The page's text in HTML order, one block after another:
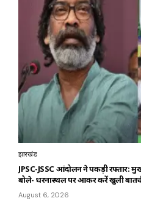
झारखंड
JPSC-JSSC आंदोलन ने पकड़ी रफ्तार:
बोले- धरनास्थल पर आकर करें खुली
August 6, 2026